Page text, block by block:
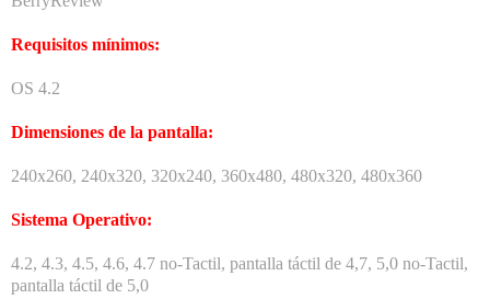
Requisitos mínimos:
OS 4.2
Dimensiones de la pantalla:
240x260, 240x320, 320x240, 360x480, 480x320, 480x360
Sistema Operativo:
4.2, 4.3, 4.5, 4.6, 4.7 no-Tactil, pantalla táctil de 4,7, 5,0 no-Tactil,
pantalla táctil de 5,0